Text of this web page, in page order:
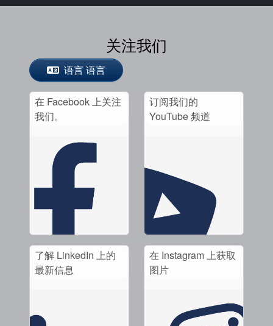
关注我们
语言 语言
在 Facebook 上关注
我们。
订阅我们的
YouTube 频道
了解 LinkedIn 上的
最新信息
在 Instagram 上获取
图片